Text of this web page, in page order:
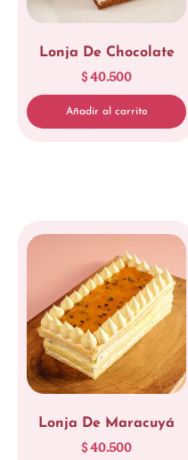
Lonja De Chocolate
$40.500
Añadir al carrito
Lonja De Maracuyá
$40.500